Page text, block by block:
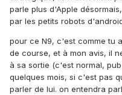
parle plus d'Apple
par les petits robots
pour ce N9, c'est comme tu
de course, et à mon avis, il
à sa sortie (c'est normal,
quelques mois, si c'est pas
parler de lui. on entendra